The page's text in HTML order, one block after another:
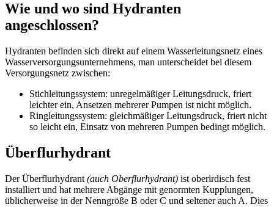
Wie und wo sind Hydranten
angeschlossen?
Hydranten befinden sich direkt auf einem Wasserleitungsnetz eines
Wasserversorgungsunternehmens, man unterscheidet bei diesem
Versorgungsnetz zwischen:
Stichleitungssystem: unregelmäßiger Leitungsdruck, friert
leichter ein, Ansetzen mehrerer Pumpen ist nicht möglich.
Ringleitungssystem: gleichmäßiger Leitungsdruck, friert nicht
so leicht ein, Einsatz von mehreren Pumpen bedingt möglich.
Überflurhydrant
Der Überflurhydrant (auch Oberflurhydrant) ist oberirdisch fest
installiert und hat mehrere Abgänge mit genormten Kupplungen,
üblicherweise in der Nenngröße B oder C und seltener auch A. Dies